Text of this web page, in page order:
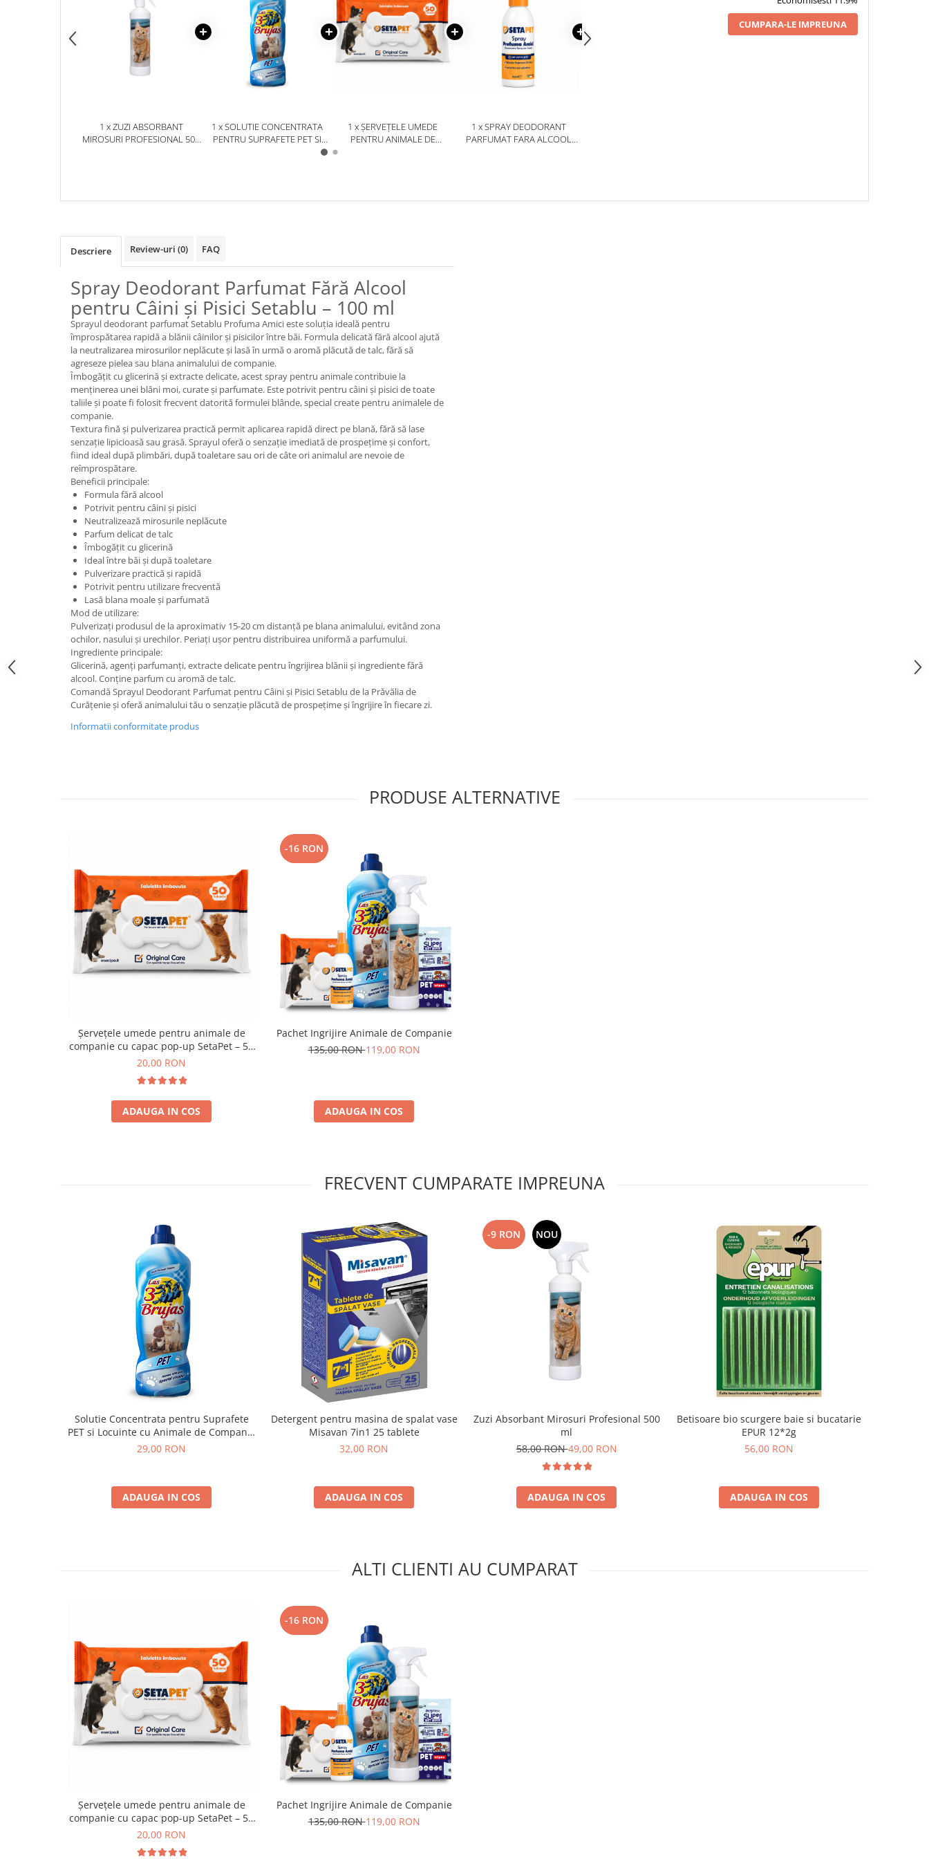
Produse incontinenta
1 x ZUZI ABSORBANT
MIROSURI PROFESIONAL 500
1 x SOLUTIE CONCENTRATA
PENTRU SUPRAFETE PET SI
1 x ȘERVEȚELE UMEDE
PENTRU ANIMALE DE
COMPANIE CU CAPAC POP-
1 x SPRAY DEODORANT
PARFUMAT FARA ALCOOL
CUMPARA-LE IMPREUNA
Descriere Review-uri (0) FAQ
Spray Deodorant Parfumat Fără Alcool
pentru Câini și Pisici Setablu – 100 ml
Sprayul deodorant parfumat Setablu Profuma Amici este soluția ideală pentru
împrospătarea rapidă a blănii câinilor și pisicilor între băi. Formula delicată fără alcool ajută
la neutralizarea mirosurilor neplăcute și lasă în urmă o aromă plăcută de talc, fără să
agreseze pielea sau blana animalului de companie.
Îmbogățit cu glicerină și extracte delicate, acest spray pentru animale contribuie la
menținerea unei blăni moi, curate și parfumate. Este potrivit pentru câini și pisici de toate
taliile și poate fi folosit frecvent datorită formulei blânde, special create pentru animalele de
companie.
Textura fină și pulverizarea practică permit aplicarea rapidă direct pe blană, fără să lase
senzație lipicioasă sau grasă. Sprayul oferă o senzație imediată de prospețime și confort,
fiind ideal după plimbări, după toaletare sau ori de câte ori animalul are nevoie de
reîmprospătare.
Beneficii principale:
Formula fără alcool
Potrivit pentru câini și pisici
Neutralizează mirosurile neplăcute
Parfum delicat de talc
Îmbogățit cu glicerină
Ideal între băi și după toaletare
Pulverizare practică și rapidă
Potrivit pentru utilizare frecventă
Lasă blana moale și parfumată
Mod de utilizare:
Pulverizați produsul de la aproximativ 15-20 cm distanță pe blana animalului, evitând zona
ochilor, nasului și urechilor. Periați ușor pentru distribuirea uniformă a parfumului.
Ingrediente principale:
Glicerină, agenți parfumanți, extracte delicate pentru îngrijirea blănii și ingrediente fără
alcool. Conține parfum cu aromă de talc.
Comandă Sprayul Deodorant Parfumat pentru Câini și Pisici Setablu de la Prăvălia de
Curățenie și oferă animalului tău o senzație plăcută de prospețime și îngrijire în fiecare zi.
Informatii conformitate produs
PRODUSE ALTERNATIVE
Șervețele umede pentru animale de
companie cu capac pop-up SetaPet – 50
buc
20,00 RON
ADAUGA IN COS
-16 RON
Pachet Ingrijire Animale de Companie
135,00 RON119,00 RON
ADAUGA IN COS
FRECVENT CUMPARATE IMPREUNA
Solutie Concentrata pentru Suprafete
PET si Locuinte cu Animale de Companie
3 Vrajitoare – 1L
29,00 RON
ADAUGA IN COS
Detergent pentru masina de spalat vase
Misavan 7in1 25 tablete
32,00 RON
ADAUGA IN COS
-9 RON NOU
Zuzi Absorbant Mirosuri Profesional 500
ml
58,00 RON49,00 RON
ADAUGA IN COS
Betisoare bio scurgere baie si bucatarie
EPUR 12*2g
56,00 RON
ADAUGA IN COS
ALTI CLIENTI AU CUMPARAT
Șervețele umede pentru animale de
companie cu capac pop-up SetaPet – 50
buc
20,00 RON
-16 RON
Pachet Ingrijire Animale de Companie
135,00 RON119,00 RON